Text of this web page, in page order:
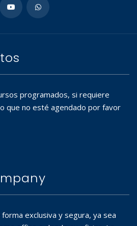
programados, si requiere
que no esté agendado por favor
exclusiva y segura, ya sea